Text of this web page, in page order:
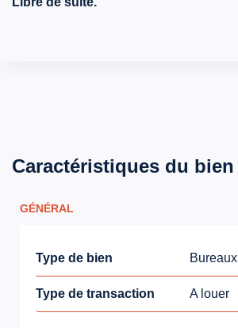
Caractéristiques du bien
GÉNÉRAL
Type de bien Bureaux
Type de transaction A louer